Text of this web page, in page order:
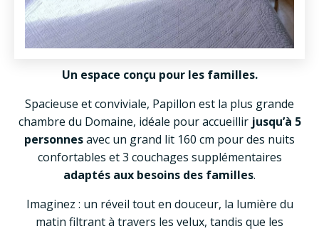
Un espace conçu pour les familles.
Spacieuse et conviviale, Papillon est la plus grande
chambre du Domaine, idéale pour accueillir jusqu’à 5
personnesavec un grand lit 160 cm pour des nuits
confortables et 3 couchages supplémentaires
adaptés aux besoins des familles.
Imaginez : un réveil tout en douceur, la lumière du
matin filtrant à travers les velux, tandis que les